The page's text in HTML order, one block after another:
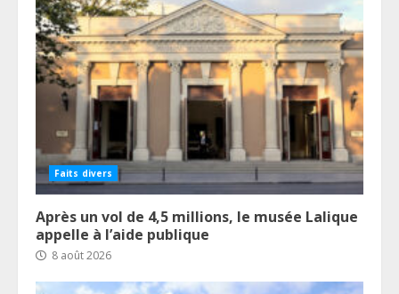
Faits divers
Après un vol de 4,5 millions, le musée Lalique
appelle à l’aide publique
8 août 2026